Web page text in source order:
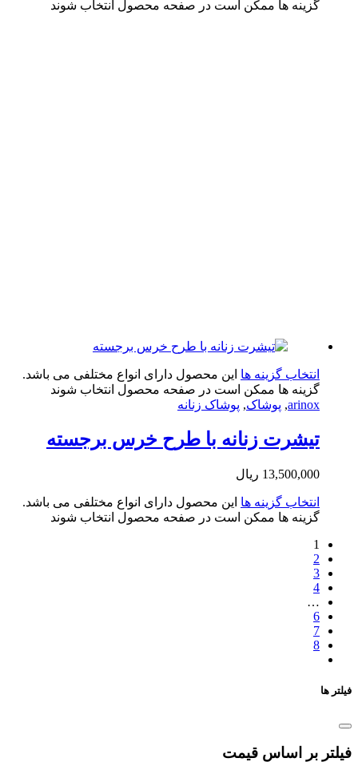
ها ممکن است در صفحه محصول انتخاب شوند
گزینه ها این محصول دارای انواع مختلفی می باشد.
ها ممکن است در صفحه محصول انتخاب شوند
پوشاک,پوشاک زنانه
زنانه با طرح خرس برجسته
ریال
گزینه ها این محصول دارای انواع مختلفی می باشد.
ها ممکن است در صفحه محصول انتخاب شوند
اساس قیمت